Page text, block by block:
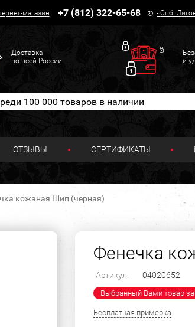
магазин +7 (812) 322-65-68 -Спб.
Доставка
по всей России
и
ОТЗЫВЫ СЕРТИФИКАТЫ
кожаная Шип (черная)
Фенечка
Артикул: 04020652
Выбранный Вами товар
Бесплатная примерка